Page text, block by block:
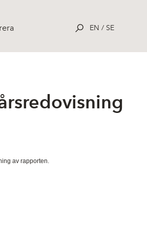
EN / SE
av rapporten.